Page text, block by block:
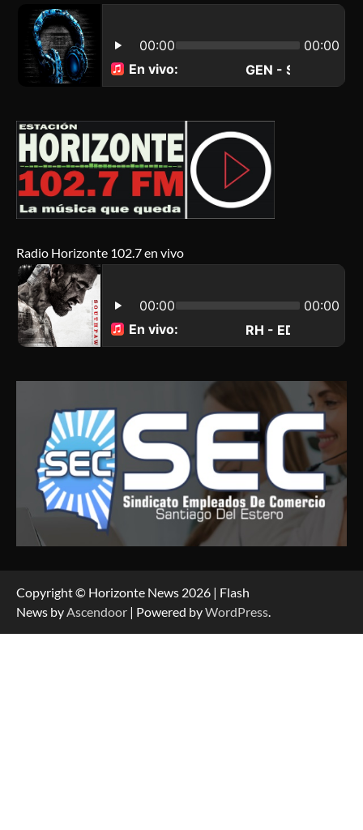
Radio Horizonte 102.7 en vivo
Copyright © Horizonte News 2026 | Flash
News by Ascendoor | Powered byWordPress